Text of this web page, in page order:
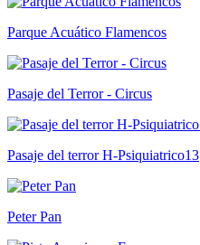
Parque Acuático Flamencos
Pasaje del Terror - Circus
Pasaje del terror H-Psiquiatrico13
Peter Pan